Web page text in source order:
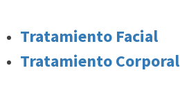
Tratamiento Facial
Tratamiento Corporal